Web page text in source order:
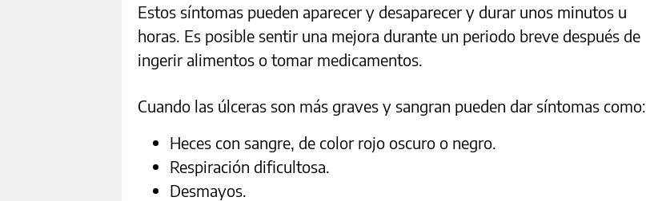
Estos síntomas pueden aparecer y desaparecer y durar unos minutos u
horas. Es posible sentir una mejora durante un periodo breve después de
ingerir alimentos o tomar medicamentos.
Cuando las úlceras son más graves y sangran pueden dar síntomas como:
Heces con sangre, de color rojo oscuro o negro.
Respiración dificultosa.
Desmayos.